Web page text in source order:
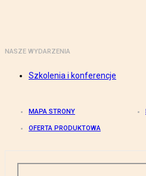
NASZE WYDARZENIA
Szkolenia i konferencje
MAPA STRONY
OFERTA PRODUKTOWA